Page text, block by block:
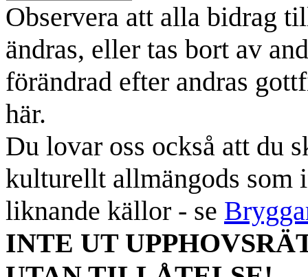
Observera att alla bidrag
ändras, eller tas bort av
förändrad efter andras
här.
Du lovar oss också att du
kulturellt allmängods som
liknande källor - se
INTE UT